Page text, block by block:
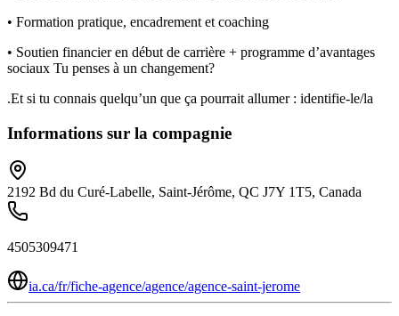
• Formation pratique, encadrement et coaching
• Soutien financier en début de carrière + programme d’avantages
sociaux Tu penses à un changement?
.Et si tu connais quelqu’un que ça pourrait allumer : identifie-le/la
Informations sur la compagnie
2192 Bd du Curé-Labelle, Saint-Jérôme, QC J7Y 1T5, Canada
4505309471
ia.ca/fr/fiche-agence/agence/agence-saint-jerome